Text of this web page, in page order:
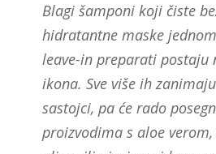
Blagi šamponi koji čiste
hidratantne maske
leave-in preparati postaju
ikona. Sve više ih
sastojci, pa će rado
proizvodima s aloe